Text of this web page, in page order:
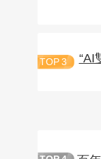
TOP 3 “AI